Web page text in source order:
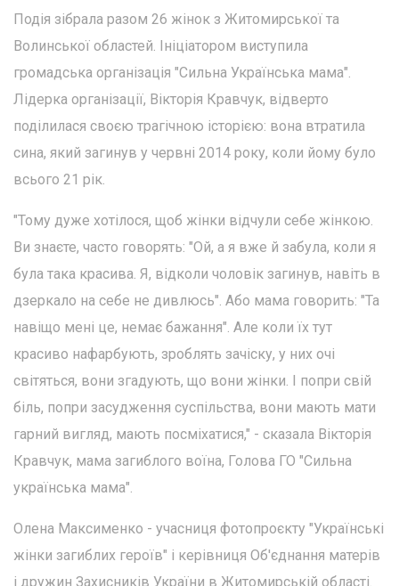
Подія зібрала разом 26 жінок з Житомирської та
Волинської областей. Ініціатором виступила
громадська організація "Сильна Українська мама".
Лідерка організації, Вікторія Кравчук, відверто
поділилася своєю трагічною історією: вона втратила
сина, який загинув у червні 2014 року, коли йому було
всього 21 рік.
"Тому дуже хотілося, щоб жінки відчули себе жінкою.
Ви знаєте, часто говорять: "Ой, а я вже й забула, коли я
була така красива. Я, відколи чоловік загинув, навіть в
дзеркало на себе не дивлюсь". Або мама говорить: "Та
навіщо мені це, немає бажання". Але коли їх тут
красиво нафарбують, зроблять зачіску, у них очі
світяться, вони згадують, що вони жінки. І попри свій
біль, попри засудження суспільства, вони мають мати
гарний вигляд, мають посміхатися," - сказала Вікторія
Кравчук, мама загиблого воїна, Голова ГО "Сильна
українська мама".
Олена Максименко - учасниця фотопроєкту "Українські
жінки загиблих героїв" і керівниця Об'єднання матерів
і дружин Захисників України в Житомирській області.